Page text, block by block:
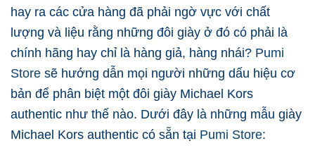
hay ra các cửa hàng đã phải ngờ vực với chất
lượng và liệu rằng những đôi giày ở đó có phải là
chính hãng hay chỉ là hàng giả, hàng nhái? Pumi
Store sẽ hướng dẫn mọi người những dấu hiệu cơ
bản để phân biệt một đôi giày Michael Kors
authentic như thế nào. Dưới đây là những mẫu giày
Michael Kors authentic có sẵn tại Pumi Store: